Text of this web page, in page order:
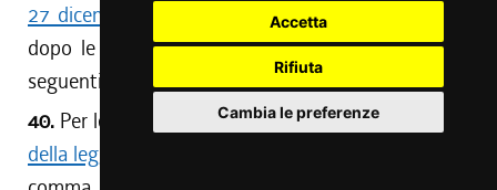
Accetta
Rifiuta
Cambia le preferenze
27 dicembre 2019, n. 24
(Legge di stabilità 2020),
dopo le parole <<rifugi alpini>> sono aggiunte le
seguenti: <<
e rifugi escursionistici>>.
40. Per le finalità previste dall'articolo 2, comma 20,
della legge regionale 24/2019